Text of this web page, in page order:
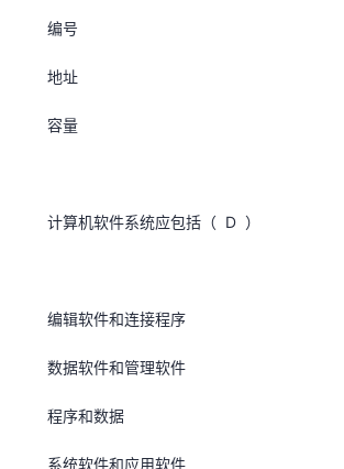
编号
地址
容量
计算机软件系统应包括（ D ）
编辑软件和连接程序
数据软件和管理软件
程序和数据
系统软件和应用软件